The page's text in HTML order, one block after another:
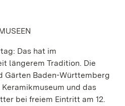
Das hat im
längerem Tradition. Die
Gärten Baden-Württemberg
und das
bei freiem Eintritt am 12.